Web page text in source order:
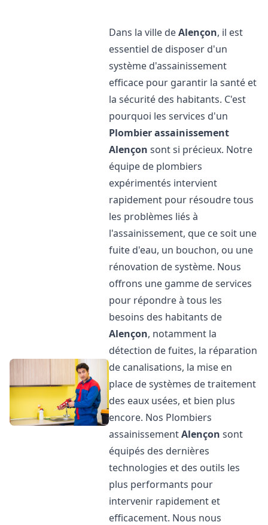
Dans la ville deAlençon, il est
essentiel de disposer d'un
système d'assainissement
efficace pour garantir la santé et
la sécurité des habitants. C'est
pourquoi les services d'un
Plombier assainissement
Alençon sont si précieux. Notre
équipe de plombiers
expérimentés intervient
rapidement pour résoudre tous
les problèmes liés à
l'assainissement, que ce soit une
fuite d'eau, un bouchon, ou une
rénovation de système. Nous
offrons une gamme de services
pour répondre à tous les
besoins des habitants de
Alençon, notamment la
détection de fuites, la réparation
de canalisations, la mise en
place de systèmes de traitement
des eaux usées, et bien plus
encore. Nos Plombiers
assainissementAlençon sont
équipés des dernières
technologies et des outils les
plus performants pour
intervenir rapidement et
efficacement. Nous nous